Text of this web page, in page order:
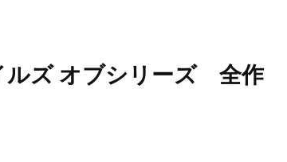
ルズ オブシリーズ 全作